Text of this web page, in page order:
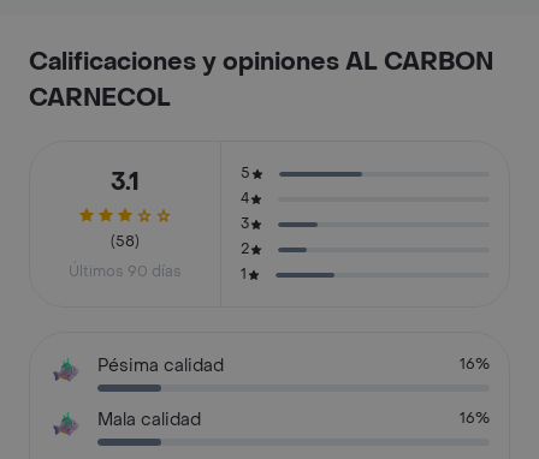
Calificaciones y opiniones AL CARBON
CARNECOL
3.1
(58)
Últimos 90 días
5
4
3
2
1
Pésima calidad 16%
Mala calidad 16%